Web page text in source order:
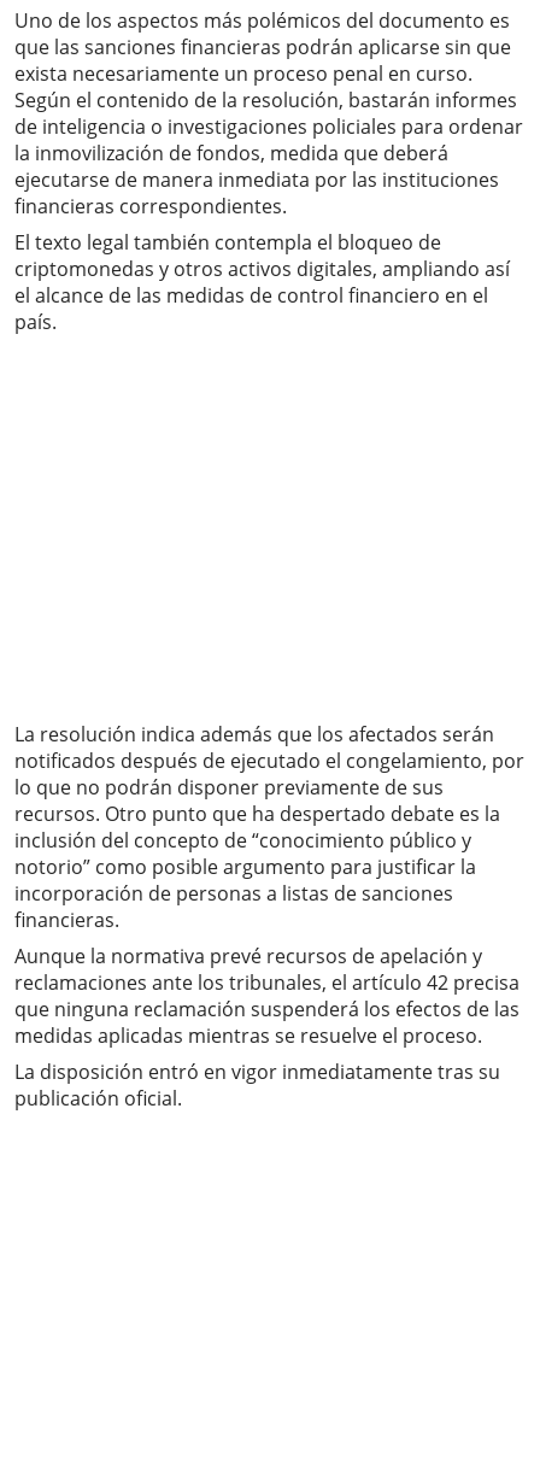
Uno de los aspectos más polémicos del documento es
que las sanciones financieras podrán aplicarse sin que
exista necesariamente un proceso penal en curso.
Según el contenido de la resolución, bastarán informes
de inteligencia o investigaciones policiales para ordenar
la inmovilización de fondos, medida que deberá
ejecutarse de manera inmediata por las instituciones
financieras correspondientes.
El texto legal también contempla el bloqueo de
criptomonedas y otros activos digitales, ampliando así
el alcance de las medidas de control financiero en el
país.
La resolución indica además que los afectados serán
notificados después de ejecutado el congelamiento, por
lo que no podrán disponer previamente de sus
recursos. Otro punto que ha despertado debate es la
inclusión del concepto de “conocimiento público y
notorio” como posible argumento para justificar la
incorporación de personas a listas de sanciones
financieras.
Aunque la normativa prevé recursos de apelación y
reclamaciones ante los tribunales, el artículo 42 precisa
que ninguna reclamación suspenderá los efectos de las
medidas aplicadas mientras se resuelve el proceso.
La disposición entró en vigor inmediatamente tras su
publicación oficial.